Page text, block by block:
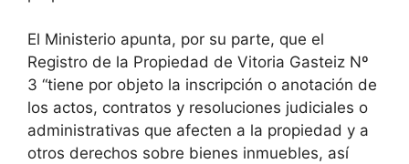
El Ministerio apunta, por su parte, que el
Registro de la Propiedad de Vitoria Gasteiz Nº
3 “tiene por objeto la inscripción o anotación de
los actos, contratos y resoluciones judiciales o
administrativas que afecten a la propiedad y a
otros derechos sobre bienes inmuebles, así